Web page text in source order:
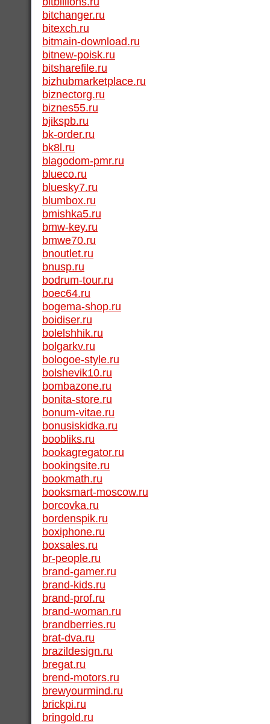
bitchanger.ru
bitexch.ru
bitmain-download.ru
bitnew-poisk.ru
bitsharefile.ru
bizhubmarketplace.ru
biznectorg.ru
biznes55.ru
bjikspb.ru
bk-order.ru
bk8l.ru
blagodom-pmr.ru
blueco.ru
bluesky7.ru
blumbox.ru
bmishka5.ru
bmw-key.ru
bmwe70.ru
bnoutlet.ru
bnusp.ru
bodrum-tour.ru
boec64.ru
bogema-shop.ru
boidiser.ru
bolelshhik.ru
bolgarkv.ru
bologoe-style.ru
bolshevik10.ru
bombazone.ru
bonita-store.ru
bonum-vitae.ru
bonusiskidka.ru
boobliks.ru
bookagregator.ru
bookingsite.ru
bookmath.ru
booksmart-moscow.ru
borcovka.ru
bordenspik.ru
boxiphone.ru
boxsales.ru
br-people.ru
brand-gamer.ru
brand-kids.ru
brand-prof.ru
brand-woman.ru
brandberries.ru
brat-dva.ru
brazildesign.ru
bregat.ru
brend-motors.ru
brewyourmind.ru
brickpi.ru
bringold.ru